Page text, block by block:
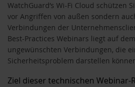
WatchGuard’s Wi-Fi Cloud schützen
vor Angriffen von außen sondern
Verbindungen der
Best-Practices Webinars liegt auf
ungewünschten Verbindungen, die
Sicherheitsproblem darstellen
Ziel dieser technischen Webinar-